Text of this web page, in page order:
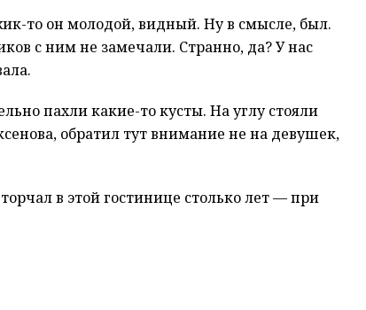
то он молодой, видный. Ну в смысле, был.
с ним не замечали. Странно, да? У нас
пахли какие-то кусты. На углу стояли
обратил тут внимание не на девушек,
в этой гостинице столько лет — при